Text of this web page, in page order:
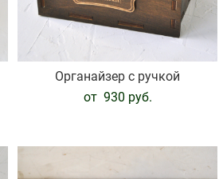
Органайзер с ручкой
от 930 pуб.